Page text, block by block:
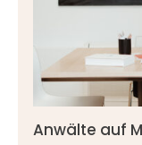
Anwälte auf